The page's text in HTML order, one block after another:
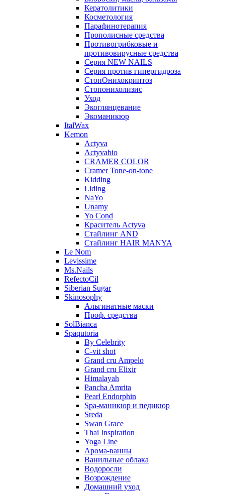
Кератолитики
Косметология
Парафинотерапия
Прополисные средства
Противогрибковые и
противовирусные средства
Серия NEW NAILS
Серия против гипергидроза
СтопОнихокриптоз
Стопонихолизис
Уход
Экоглянцевание
Экоманикюр
ItalWax
Kemon
Actyva
Actyvabio
CRAMER COLOR
Cramer Tone-on-tone
Kidding
Liding
NaYo
Unamy
Yo Cond
Краситель Actyva
Стайлинг AND
Стайлинг HAIR MANYA
Le Nom
Levissime
Ms.Nails
RefectoCil
Siberian Sugar
Skinosophy
Альгинатные маски
Проф. средства
SolBianca
Spaqutoria
By Celebrity
C-vit shot
Grand cru Ampelo
Grand сru Elixir
Himalayah
Pancha Amrita
Pearl Endorphin
Spa-маникюр и педикюр
Sreda
Swan Grace
Thai Inspiration
Yoga Line
Арома-ванны
Ванильные облака
Водоросли
Возрождение
Домашний уход